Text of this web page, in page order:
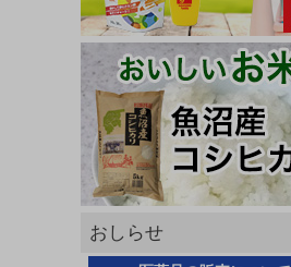
おしらせ